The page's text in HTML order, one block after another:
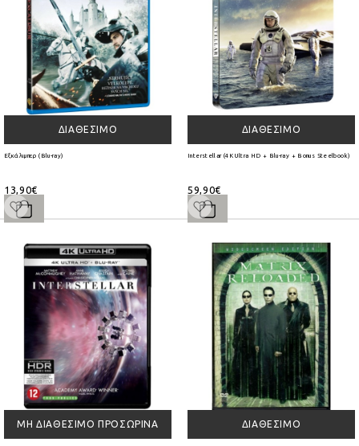
ΔΙΑΘΈΣΙΜΟ
Eξκάλιμπερ (Blu-ray)
13,90€
ΔΙΑΘΈΣΙΜΟ
Interstellar (4K Ultra HD + Blu-ray + Bonus Steelbook)
59,90€
ΜΗ ΔΙΑΘΈΣΙΜΟ ΠΡΟΣΩΡΙΝΆ ΔΙΑΘΈΣΙΜΟ